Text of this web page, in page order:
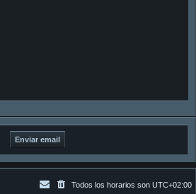
Todos los horarios son UTC+02:00